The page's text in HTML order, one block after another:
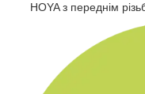
HOYA з переднім